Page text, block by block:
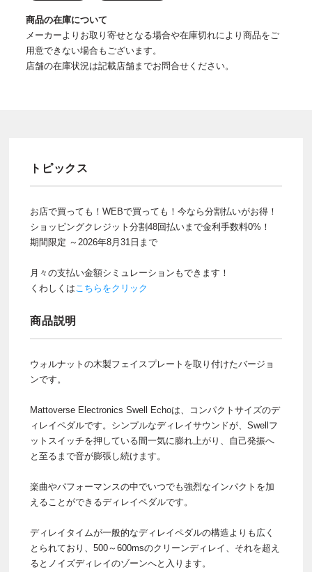
商品の在庫について
メーカーよりお取り寄せとなる場合や在庫切れにより商品をご
用意できない場合もございます。
店舗の在庫状況は記載店舗までお問合せください。
トピックス
お店で買っても！WEBで買っても！今なら分割払いがお得！
ショッピングクレジット分割48回払いまで金利手数料0%！
期間限定 ～2026年8月31日まで
月々の支払い金額シミュレーションもできます！
くわしくは こちらをクリック
商品説明
ウォルナットの木製フェイスプレートを取り付けたバージョ
ンです。
Mattoverse Electronics Swell Echoは、コンパクトサイズのデ
ィレイペダルです。シンプルなディレイサウンドが、Swellフ
ットスイッチを押している間一気に膨れ上がり、自己発振へ
と至るまで音が膨張し続けます。
楽曲やパフォーマンスの中でいつでも強烈なインパクトを加
えることができるディレイペダルです。
ディレイタイムが一般的なディレイペダルの構造よりも広く
とられており、500～600msのクリーンディレイ、それを超え
るとノイズディレイのゾーンへと入ります。